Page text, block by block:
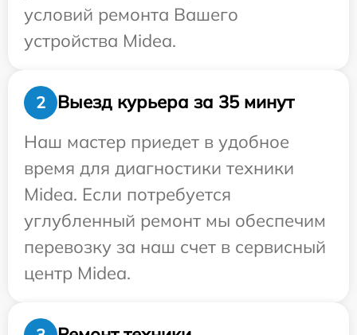
условий ремонта Вашего
устройства Midea.
2
Выезд курьера за 35 минут
Наш мастер приедет в удобное
время для диагностики техники
Midea. Если потребуется
углубленный ремонт мы обеспечим
перевозку за наш счет в сервисный
центр Midea.